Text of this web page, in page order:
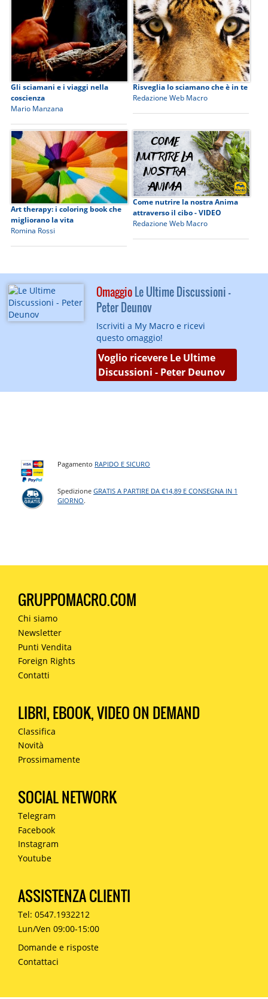
Gli sciamani e i viaggi nella
coscienza
Mario Manzana
Risveglia lo sciamano che è in te
Redazione Web Macro
Art therapy: i coloring book che
migliorano la vita
Romina Rossi
Come nutrire la nostra Anima
attraverso il cibo - VIDEO
Redazione Web Macro
OmaggioLe Ultime Discussioni -
Peter Deunov
Iscriviti a My Macro e ricevi
questo omaggio!
Voglio ricevere Le Ultime
Discussioni - Peter Deunov
Pagamento RAPIDO E SICURO
SpedizioneGRATIS A PARTIRE DA €14,89 E CONSEGNA IN 1
GIORNO.
GRUPPOMACRO.COM
Chi siamo
Newsletter
Punti Vendita
Foreign Rights
Contatti
LIBRI, EBOOK, VIDEO ON DEMAND
Classifica
Novità
Prossimamente
SOCIAL NETWORK
Telegram
Facebook
Instagram
Youtube
ASSISTENZA CLIENTI
Tel: 0547.1932212
Lun/Ven 09:00-15:00
Domande e risposte
Contattaci